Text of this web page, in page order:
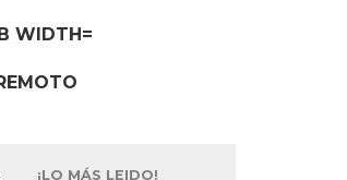
¡LO MÁS LEIDO!